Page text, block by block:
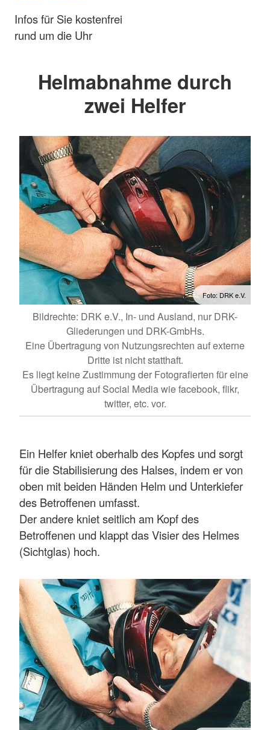
Infos für Sie kostenfrei
rund um die Uhr
Helmabnahme durch
zwei Helfer
Foto: DRK e.V.
Bildrechte: DRK e.V., In- und Ausland, nur DRK-
Gliederungen und DRK-GmbHs.
Eine Übertragung von Nutzungsrechten auf externe
Dritte ist nicht statthaft.
Es liegt keine Zustimmung der Fotografierten für eine
Übertragung auf Social Media wie facebook, flikr,
twitter, etc. vor.
Ein Helfer kniet oberhalb des Kopfes und sorgt
für die Stabilisierung des Halses, indem er von
oben mit beiden Händen Helm und Unterkiefer
des Betroffenen umfasst.
Der andere kniet seitlich am Kopf des
Betroffenen und klappt das Visier des Helmes
(Sichtglas) hoch.